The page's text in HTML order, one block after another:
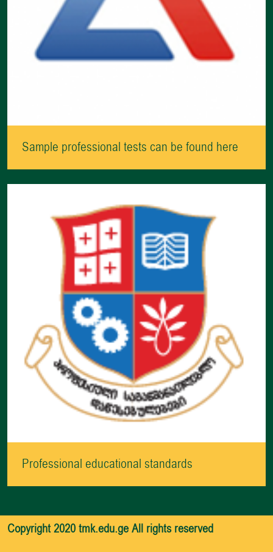
Sample professional tests can be found here
Professional educational standards
Copyright 2020 tmk.edu.ge All rights reserved